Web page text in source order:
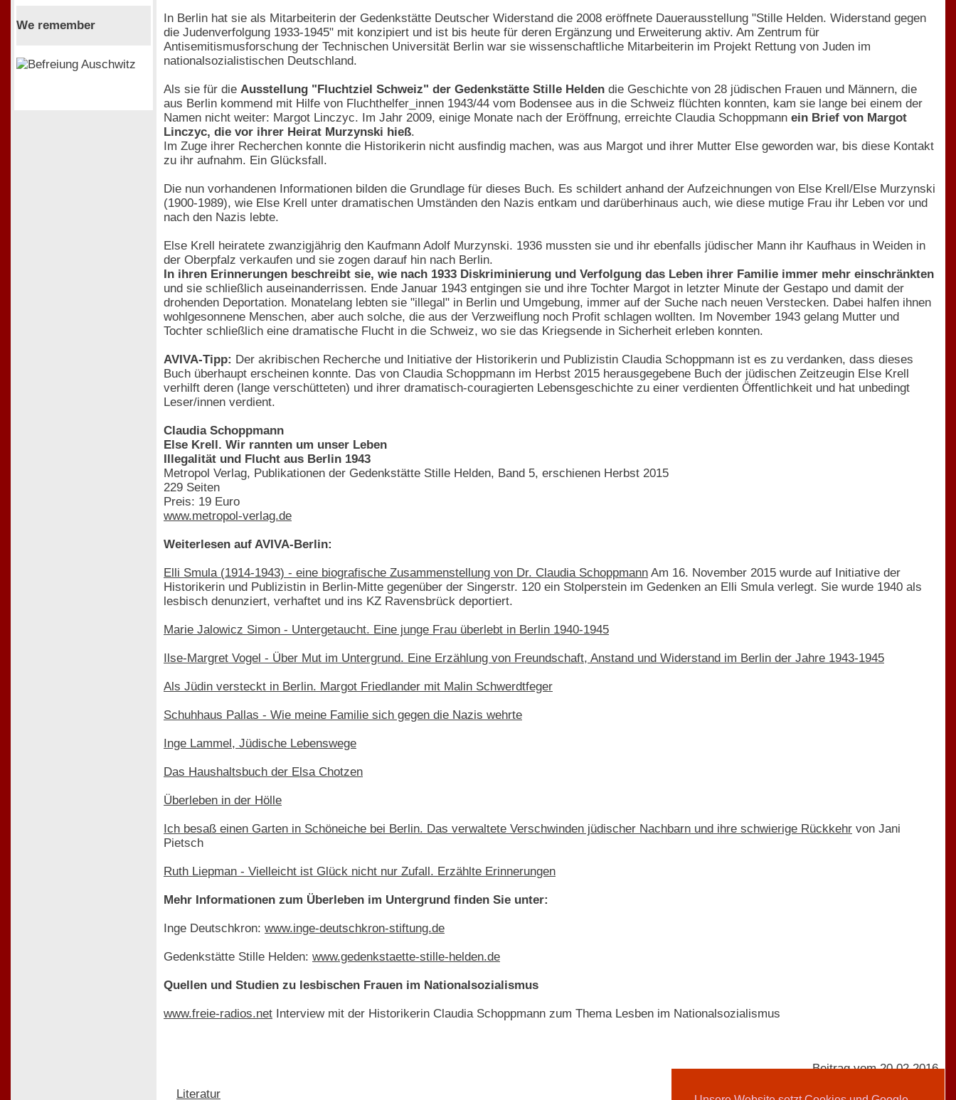
We remember
In Berlin hat sie als Mitarbeiterin der Gedenkstätte Deutscher Widerstand die 2008 eröffnete Dauerausstellung "Stille Helden. Widerstand gegen
die Judenverfolgung 1933-1945" mit konzipiert und ist bis heute für deren Ergänzung und Erweiterung aktiv. Am Zentrum für
Antisemitismusforschung der Technischen Universität Berlin war sie wissenschaftliche Mitarbeiterin im Projekt Rettung von Juden im
nationalsozialistischen Deutschland.
Als sie für die Ausstellung "Fluchtziel Schweiz" der Gedenkstätte Stille Helden die Geschichte von 28 jüdischen Frauen und Männern, die
aus Berlin kommend mit Hilfe von Fluchthelfer_innen 1943/44 vom Bodensee aus in die Schweiz flüchten konnten, kam sie lange bei einem der
Namen nicht weiter: Margot Linczyc. Im Jahr 2009, einige Monate nach der Eröffnung, erreichte Claudia Schoppmann ein Brief von Margot
Linczyc, die vor ihrer Heirat Murzynski hieß.
Im Zuge ihrer Recherchen konnte die Historikerin nicht ausfindig machen, was aus Margot und ihrer Mutter Else geworden war, bis diese Kontakt
zu ihr aufnahm. Ein Glücksfall.
Die nun vorhandenen Informationen bilden die Grundlage für dieses Buch. Es schildert anhand der Aufzeichnungen von Else Krell/Else Murzynski
(1900-1989), wie Else Krell unter dramatischen Umständen den Nazis entkam und darüberhinaus auch, wie diese mutige Frau ihr Leben vor und
nach den Nazis lebte.
Else Krell heiratete zwanzigjährig den Kaufmann Adolf Murzynski. 1936 mussten sie und ihr ebenfalls jüdischer Mann ihr Kaufhaus in Weiden in
der Oberpfalz verkaufen und sie zogen darauf hin nach Berlin.
In ihren Erinnerungen beschreibt sie, wie nach 1933 Diskriminierung und Verfolgung das Leben ihrer Familie immer mehr einschränkten
und sie schließlich auseinanderrissen. Ende Januar 1943 entgingen sie und ihre Tochter Margot in letzter Minute der Gestapo und damit der
drohenden Deportation. Monatelang lebten sie "illegal" in Berlin und Umgebung, immer auf der Suche nach neuen Verstecken. Dabei halfen ihnen
wohlgesonnene Menschen, aber auch solche, die aus der Verzweiflung noch Profit schlagen wollten. Im November 1943 gelang Mutter und
Tochter schließlich eine dramatische Flucht in die Schweiz, wo sie das Kriegsende in Sicherheit erleben konnten.
AVIVA-Tipp: Der akribischen Recherche und Initiative der Historikerin und Publizistin Claudia Schoppmann ist es zu verdanken, dass dieses
Buch überhaupt erscheinen konnte. Das von Claudia Schoppmann im Herbst 2015 herausgegebene Buch der jüdischen Zeitzeugin Else Krell
verhilft deren (lange verschütteten) und ihrer dramatisch-couragierten Lebensgeschichte zu einer verdienten Öffentlichkeit und hat unbedingt
Leser/innen verdient.
Claudia Schoppmann
Else Krell. Wir rannten um unser Leben
Illegalität und Flucht aus Berlin 1943
Metropol Verlag, Publikationen der Gedenkstätte Stille Helden, Band 5, erschienen Herbst 2015
229 Seiten
Preis: 19 Euro
www.metropol-verlag.de
Weiterlesen auf AVIVA-Berlin:
Elli Smula (1914-1943) - eine biografische Zusammenstellung von Dr. Claudia Schoppmann Am 16. November 2015 wurde auf Initiative der
Historikerin und Publizistin in Berlin-Mitte gegenüber der Singerstr. 120 ein Stolperstein im Gedenken an Elli Smula verlegt. Sie wurde 1940 als
lesbisch denunziert, verhaftet und ins KZ Ravensbrück deportiert.
Marie Jalowicz Simon - Untergetaucht. Eine junge Frau überlebt in Berlin 1940-1945
Ilse-Margret Vogel - Über Mut im Untergrund. Eine Erzählung von Freundschaft, Anstand und Widerstand im Berlin der Jahre 1943-1945
Als Jüdin versteckt in Berlin. Margot Friedlander mit Malin Schwerdtfeger
Schuhhaus Pallas - Wie meine Familie sich gegen die Nazis wehrte
Inge Lammel, Jüdische Lebenswege
Das Haushaltsbuch der Elsa Chotzen
Überleben in der Hölle
Ich besaß einen Garten in Schöneiche bei Berlin. Das verwaltete Verschwinden jüdischer Nachbarn und ihre schwierige Rückkehr von Jani
Pietsch
Ruth Liepman - Vielleicht ist Glück nicht nur Zufall. Erzählte Erinnerungen
Mehr Informationen zum Überleben im Untergrund finden Sie unter:
Inge Deutschkron: www.inge-deutschkron-stiftung.de
Gedenkstätte Stille Helden: www.gedenkstaette-stille-helden.de
Quellen und Studien zu lesbischen Frauen im Nationalsozialismus
www.freie-radios.net Interview mit der Historikerin Claudia Schoppmann zum Thema Lesben im Nationalsozialismus
Literatur
Beitrag vom 20.02.2016